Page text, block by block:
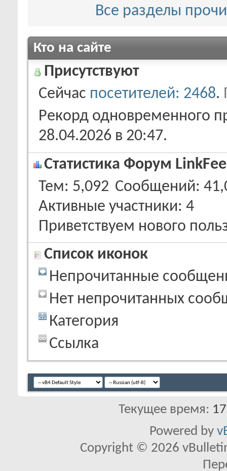
Все разделы
Кто на сайте
Присутствуют
Сейчас посетителей: 2468.
Рекорд одновременного
28.04.2026 в 20:47.
Статистика Форум
Тем 5,092 Сообщений
Активные участники 4
Приветствуем нового
Список иконок
Непрочитанные
Нет непрочитанных
Категория
Ссылка
Текущее время:
Powered by
Copyright © 2026